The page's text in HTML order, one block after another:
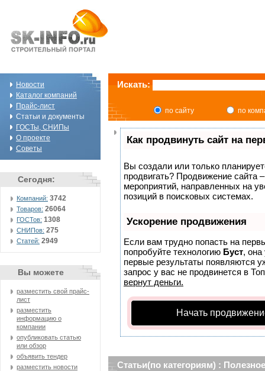
Новости
Каталог компаний
Прайс-лист
Статьи и документы
ГОСТы, СНИПы
О проекте
Советы
Сегодня:
Компаний: 3742
Товаров: 26064
ГОСТов: 1308
СНИПов: 275
Статей: 2949
Вы можете
разместить свой прайс-
лист
разместить
информацию о
компании
опубликовать статью
или обзор
объявить тендер
разместить новости
Искать:
по сайту по
Как продвинуть сайт на
Вы создали или только
продвигать? Продвижение сайта
мероприятий, направленных на
позиций в поисковых системах.
Ускорение продвижения
Если вам трудно попасть на
попробуйте технологию Буст, она
первые результаты появляются
запрос у вас не продвинется в
вернут деньги.
Начать
Статьи(по категориям) : Полезное